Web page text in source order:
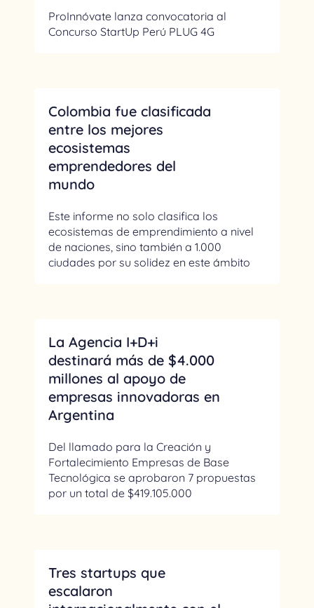
ProInnóvate lanza convocatoria al
Concurso StartUp Perú PLUG 4G
Colombia fue clasificada
entre los mejores
ecosistemas
emprendedores del
mundo
Este informe no solo clasifica los
ecosistemas de emprendimiento a nivel
de naciones, sino también a 1.000
ciudades por su solidez en este ámbito
La Agencia I+D+i
destinará más de $4.000
millones al apoyo de
empresas innovadoras en
Argentina
Del llamado para la Creación y
Fortalecimiento Empresas de Base
Tecnológica se aprobaron 7 propuestas
por un total de $419.105.000
Tres startups que
escalaron